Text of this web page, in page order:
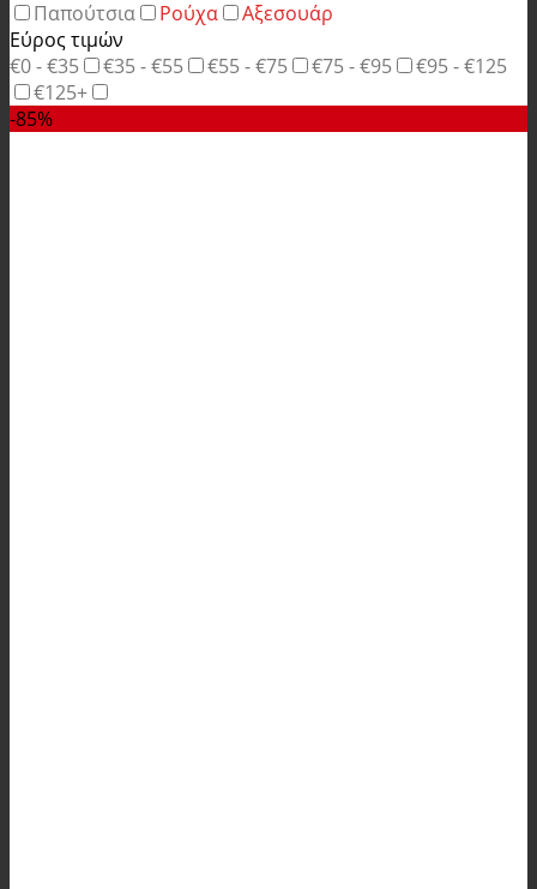
Παπούτσια
Ρούχα
Αξεσουάρ
Εύρος τιμών
€0 - €35
€35 - €55 €55 - €75 €75 - €95
€95 - €125
€125+
-85%